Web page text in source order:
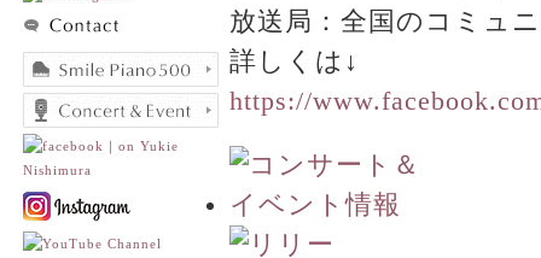
放送局：全国のコミュ
詳しくは↓
https://